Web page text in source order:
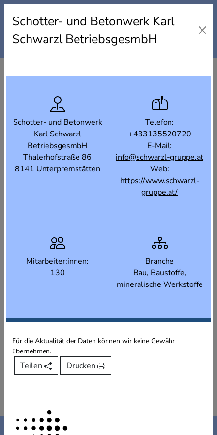
Karte Liste Filter
Schotter- und Betonwerk Karl
Schwarzl BetriebsgesmbH
Schotter- und Betonwerk
Karl Schwarzl
BetriebsgesmbH
Thalerhofstraße 86
8141 Unterpremstätten
Telefon:
+433135520720
E-Mail:
info@schwarzl-gruppe.at
Web:
https://www.schwarzl-
gruppe.at/
Mitarbeiter:innen:
130
Branche
Bau, Baustoffe,
mineralische Werkstoffe
Für die Aktualität der Daten können wir keine Gewähr
übernehmen.
Teilen Drucken
Kontakt